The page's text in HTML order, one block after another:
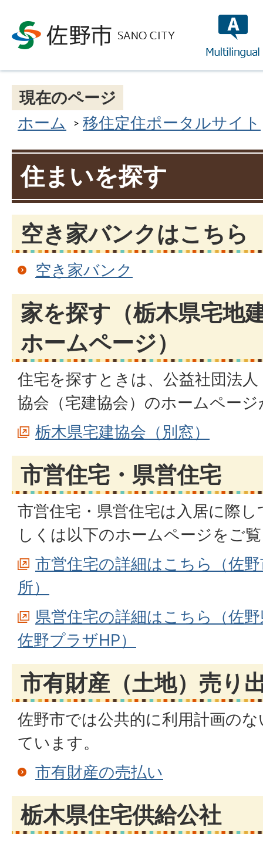
現在のページ
ホーム
移住定住ポータルサイト
住まいを探す
空き家バンクはこちら
空き家バンク
家を探す（栃木県宅地
ホームページ）
住宅を探すときは、公益社団法
協会（宅建協会）のホームペー
栃木県宅建協会（別窓）
市営住宅・県営住宅
市営住宅・県営住宅は入居に際
しくは以下のホームページをご
市営住宅の詳細はこちら（佐
所）
県営住宅の詳細はこちら（佐
佐野プラザHP）
市有財産（土地）売り
佐野市では公共的に利用計画の
ています。
市有財産の売払い
栃木県住宅供給公社